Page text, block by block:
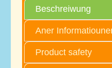
Beschreiwung
Aner
Product safety